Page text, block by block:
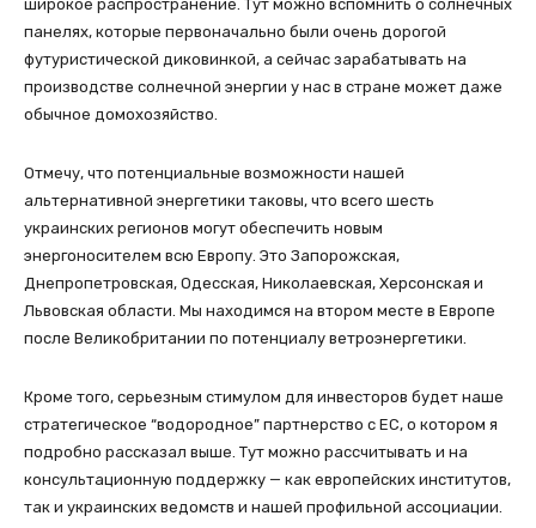
широкое распространение. Тут можно вспомнить о солнечных
панелях, которые первоначально были очень дорогой
футуристической диковинкой, а сейчас зарабатывать на
производстве солнечной энергии у нас в стране может даже
обычное домохозяйство.
Отмечу, что потенциальные возможности нашей
альтернативной энергетики таковы, что всего шесть
украинских регионов могут обеспечить новым
энергоносителем всю Европу. Это Запорожская,
Днепропетровская, Одесская, Николаевская, Херсонская и
Львовская области. Мы находимся на втором месте в Европе
после Великобритании по потенциалу ветроэнергетики.
Кроме того, серьезным стимулом для инвесторов будет наше
стратегическое “водородное” партнерство с ЕС, о котором я
подробно рассказал выше. Тут можно рассчитывать и на
консультационную поддержку — как европейских институтов,
так и украинских ведомств и нашей профильной ассоциации.